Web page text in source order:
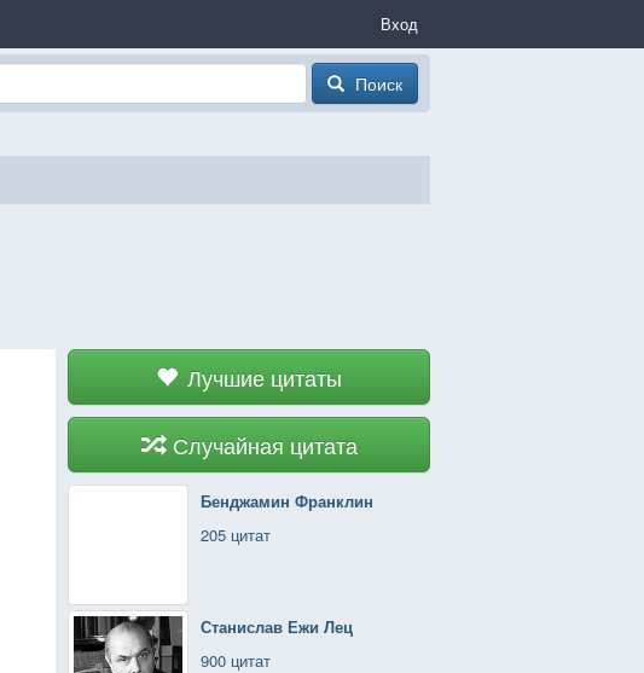
Вход
Поиск
Лучшие цитаты
Случайная цитата
Бенджамин Франклин
205 цитат
Станислав Ежи Лец
900 цитат